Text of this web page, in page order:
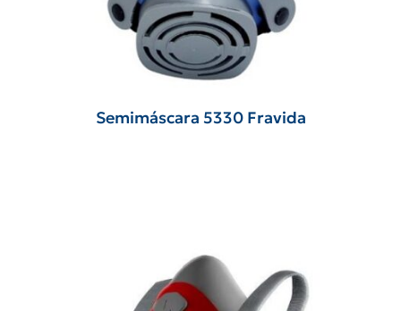
Semimáscara 5330 Fravida